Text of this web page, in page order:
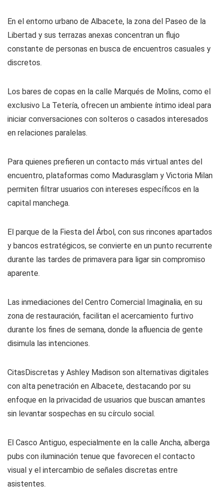
En el entorno urbano de Albacete, la zona del Paseo de la
Libertad y sus terrazas anexas concentran un flujo
constante de personas en busca de encuentros casuales y
discretos.
Los bares de copas en la calle Marqués de Molins, como el
exclusivo La Tetería, ofrecen un ambiente íntimo ideal para
iniciar conversaciones con solteros o casados interesados
en relaciones paralelas.
Para quienes prefieren un contacto más virtual antes del
encuentro, plataformas como Madurasglam y Victoria Milan
permiten filtrar usuarios con intereses específicos en la
capital manchega.
El parque de la Fiesta del Árbol, con sus rincones apartados
y bancos estratégicos, se convierte en un punto recurrente
durante las tardes de primavera para ligar sin compromiso
aparente.
Las inmediaciones del Centro Comercial Imaginalia, en su
zona de restauración, facilitan el acercamiento furtivo
durante los fines de semana, donde la afluencia de gente
disimula las intenciones.
CitasDiscretas y Ashley Madison son alternativas digitales
con alta penetración en Albacete, destacando por su
enfoque en la privacidad de usuarios que buscan amantes
sin levantar sospechas en su círculo social.
El Casco Antiguo, especialmente en la calle Ancha, alberga
pubs con iluminación tenue que favorecen el contacto
visual y el intercambio de señales discretas entre
asistentes.